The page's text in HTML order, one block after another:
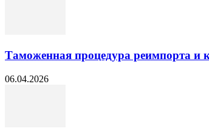
Таможенная процедура реимпорта и
06.04.2026